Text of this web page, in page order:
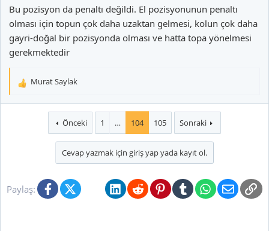
Bu pozisyon da penaltı değildi. El pozisyonunun penaltı
olması için topun çok daha uzaktan gelmesi, kolun çok daha
gayri-doğal bir pozisyonda olması ve hatta topa yönelmesi
gerekmektedir
T
Murat Saylak
Önceki 1 … 104 105 Sonraki
Cevap yazmak için giriş yap yada kayıt ol.
Paylaş: FacebookX (Twitter)BlueskyLinkedInRedditPinterestTumblrWhatsApp
E-posta